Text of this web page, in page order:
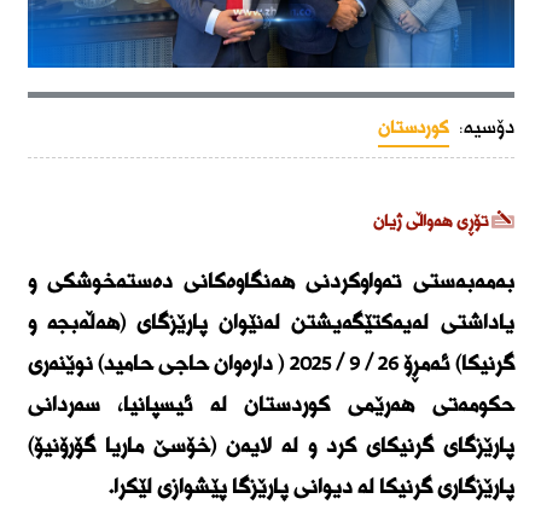
دۆسیە:کوردستان
تۆڕی هەواڵی ژیان
بەمەبەستی تەواوکردنی هەنگاوەکانی دەستەخوشکی و
یاداشتی لەیەکتێگەیشتن لەنێوان پارێزگای (هەڵەبجە و
گرنیکا) ئەمڕۆ ٢٦ / ٩ / ٢٠٢٥ ( دارەوان حاجی حامید) نوێنەری
حکومەتی هەرێمی کوردستان لە ئیسپانیا، سەردانی
پارێزگای گرنیکای کرد و لە لایەن (خۆسێ ماریا گۆرۆنیۆ)
پارێزگاری گرنیکا لە دیوانی پارێزگا پێشوازی لێکرا.